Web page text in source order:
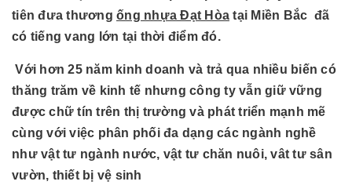
tiên đưa thương ống nhựa Đạt Hòa tại Miền Bắc đã
có tiếng vang lớn tại thời điểm đó.
Với hơn 25 năm kinh doanh và trả qua nhiều biến có
thăng trăm về kinh tế nhưng công ty vẫn giữ vững
được chữ tín trên thị trường và phát triển mạnh mẽ
cùng với việc phân phối đa dạng các ngành nghề
như vật tư ngành nước, vật tư chăn nuôi, vât tư sân
vườn, thiết bị vệ sinh